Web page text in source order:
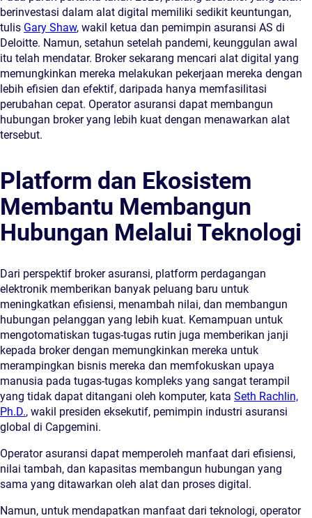
berinvestasi dalam alat digital memiliki sedikit keuntungan,
tulis Gary Shaw, wakil ketua dan pemimpin asuransi AS di
Deloitte. Namun, setahun setelah pandemi, keunggulan awal
itu telah mendatar. Broker sekarang mencari alat digital yang
memungkinkan mereka melakukan pekerjaan mereka dengan
lebih efisien dan efektif, daripada hanya memfasilitasi
perubahan cepat. Operator asuransi dapat membangun
hubungan broker yang lebih kuat dengan menawarkan alat
tersebut.
Platform dan Ekosistem
Membantu Membangun
Hubungan Melalui Teknologi
Dari perspektif broker asuransi, platform perdagangan
elektronik memberikan banyak peluang baru untuk
meningkatkan efisiensi, menambah nilai, dan membangun
hubungan pelanggan yang lebih kuat. Kemampuan untuk
mengotomatiskan tugas-tugas rutin juga memberikan janji
kepada broker dengan memungkinkan mereka untuk
merampingkan bisnis mereka dan memfokuskan upaya
manusia pada tugas-tugas kompleks yang sangat terampil
yang tidak dapat ditangani oleh komputer, kata Seth Rachlin,
Ph.D., wakil presiden eksekutif, pemimpin industri asuransi
global di Capgemini.
Operator asuransi dapat memperoleh manfaat dari efisiensi,
nilai tambah, dan kapasitas membangun hubungan yang
sama yang ditawarkan oleh alat dan proses digital.
Namun, untuk mendapatkan manfaat dari teknologi, operator